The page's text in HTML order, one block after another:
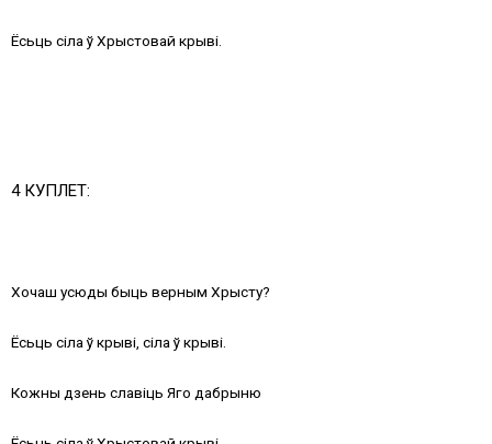
Ёсьць сіла ў Хрыстовай крыві.
4 КУПЛЕТ:
Хочаш усюды быць верным Хрысту?
Ёсьць сіла ў крыві, сіла ў крыві.
Кожны дзень славіць Яго дабрыню